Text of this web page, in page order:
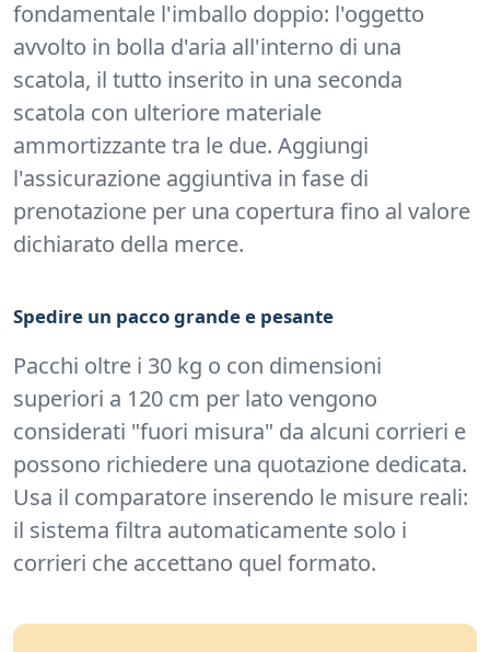
fondamentale l'imballo doppio: l'oggetto
avvolto in bolla d'aria all'interno di una
scatola, il tutto inserito in una seconda
scatola con ulteriore materiale
ammortizzante tra le due. Aggiungi
l'assicurazione aggiuntiva in fase di
prenotazione per una copertura fino al valore
dichiarato della merce.
Spedire un pacco grande e pesante
Pacchi oltre i 30 kg o con dimensioni
superiori a 120 cm per lato vengono
considerati "fuori misura" da alcuni corrieri e
possono richiedere una quotazione dedicata.
Usa il comparatore inserendo le misure reali:
il sistema filtra automaticamente solo i
corrieri che accettano quel formato.